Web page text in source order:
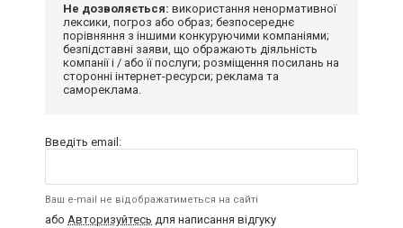
Не дозволяється: використання ненормативної
лексики, погроз або образ; безпосереднє
порівняння з іншими конкуруючими компаніями;
безпідставні заяви, що ображають діяльність
компанії і / або її послуги; розміщення посилань на
сторонні інтернет-ресурси; реклама та
самореклама.
Введіть email:
Ваш e-mail не відображатиметься на сайті
або Авторизуйтесь для написання відгуку